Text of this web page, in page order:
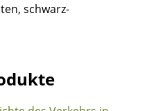
schwarz-